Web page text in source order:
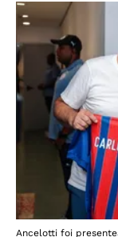
Ancelotti foi